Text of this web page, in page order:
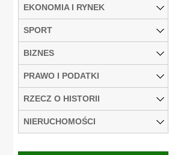
EKONOMIA I RYNEK
SPORT
BIZNES
PRAWO I PODATKI
RZECZ O HISTORII
NIERUCHOMOŚCI